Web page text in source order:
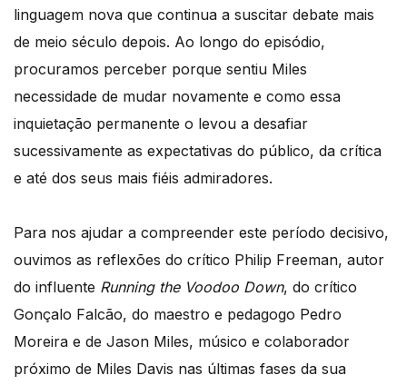
linguagem nova que continua a suscitar debate mais
de meio século depois. Ao longo do episódio,
procuramos perceber porque sentiu Miles
necessidade de mudar novamente e como essa
inquietação permanente o levou a desafiar
sucessivamente as expectativas do público, da crítica
e até dos seus mais fiéis admiradores.
Para nos ajudar a compreender este período decisivo,
ouvimos as reflexões do crítico Philip Freeman, autor
do influente Running the Voodoo Down, do crítico
Gonçalo Falcão, do maestro e pedagogo Pedro
Moreira e de Jason Miles, músico e colaborador
próximo de Miles Davis nas últimas fases da sua